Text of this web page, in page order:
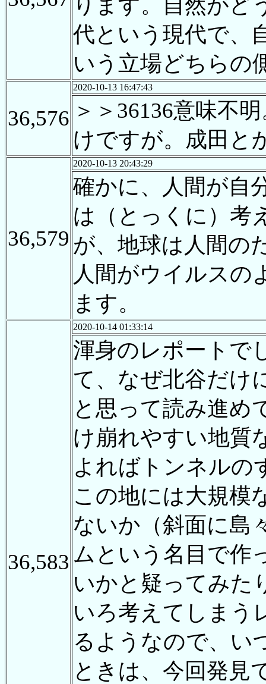
ります。自然がど
代という現代で、
いう立場どちらの
36,576
2020-10-13 16:47:43
＞＞36136意味不
けですが。成田と
36,579
2020-10-13 20:43:29
確かに、人間が自
は（とっくに）考
が、地球は人間の
人間がウイルスの
ます。
36,583
2020-10-14 01:33:14
渾身のレポートで
て、なぜ北谷だけ
と思って読み進め
け崩れやすい地質
よればトンネルの
この地には大規模
ないか（斜面に島
ムという名目で作
いかと疑ってみた
いろ考えてしまう
るようなので、い
ときは、今回発見